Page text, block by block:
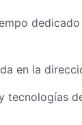
en la
tecnologías